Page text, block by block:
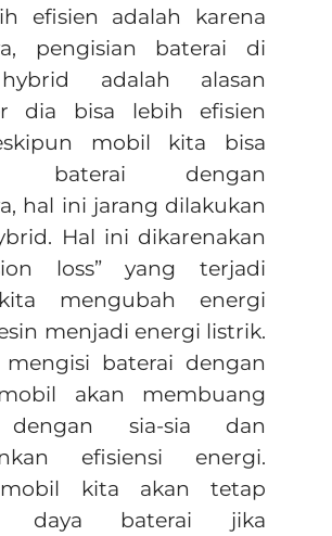
efisien adalah karena
pengisian baterai di
adalah alasan
dia bisa lebih efisien
mobil kita bisa
baterai dengan
hal ini jarang dilakukan
Hal ini dikarenakan
loss” yang terjadi
mengubah energi
menjadi energi listrik.
mengisi baterai dengan
akan membuang
dengan sia-sia dan
efisiensi energi.
kita akan tetap
daya baterai jika